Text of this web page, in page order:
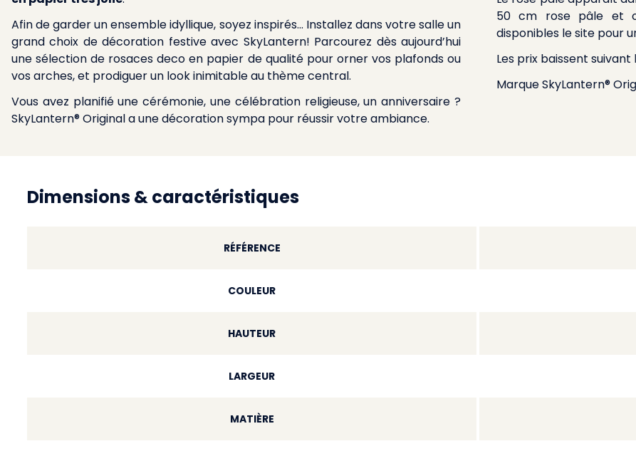
Afin de garder un ensemble idyllique, soyez inspirés... Installez dans votre salle un
grand choix de décoration festive avec SkyLantern! Parcourez dès aujourd’hui
une sélection de rosaces deco en papier de qualité pour orner vos plafonds ou
vos arches, et prodiguer un look inimitable au thème central.
Vous avez planifié une cérémonie, une célébration religieuse, un anniversaire ?
SkyLantern® Original a une décoration sympa pour réussir votre ambiance.
50 cm rose pâle et
disponibles le site pour
Les prix baissent suivant
Marque SkyLantern®
Dimensions & caractéristiques
RÉFÉRENCE
COULEUR
HAUTEUR
LARGEUR
MATIÈRE